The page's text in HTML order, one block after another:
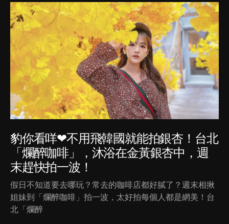
豹你看咩❤不用飛韓國就能拍銀杏！台北
「爛醉咖啡」，沐浴在金黃銀杏中，週
末趕快拍一波！
假日不知道要去哪玩？常去的咖啡店都好膩了？週末相揪
姐妹到「爛醉咖啡」拍一波，太好拍每個人都是網美！台
北「爛醉